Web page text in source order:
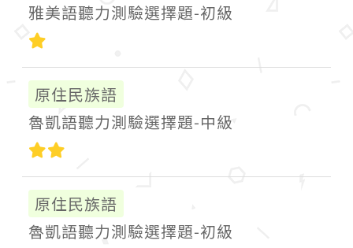
雅美語聽力測驗選擇題-初級
原住民族語
魯凱語聽力測驗選擇題-中級
原住民族語
魯凱語聽力測驗選擇題-初級